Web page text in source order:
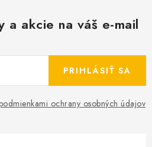
a akcie na váš e-mail
ochrany osobných údajov
PRIHLÁSIŤ SA